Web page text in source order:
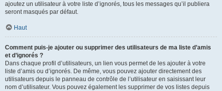
ajoutez un utilisateur à votre liste d’ignorés, tous les messages qu’il publiera
seront masqués par défaut.
Haut
Comment puis-je ajouter ou supprimer des utilisateurs de ma liste d’amis
et d’ignorés ?
Dans chaque profil d’utilisateurs, un lien vous permet de les ajouter à votre
liste d’amis ou d’ignorés. De même, vous pouvez ajouter directement des
utilisateurs depuis le panneau de contrôle de l’utilisateur en saisissant leur
nom d’utilisateur. Vous pouvez également les supprimer de vos listes depuis